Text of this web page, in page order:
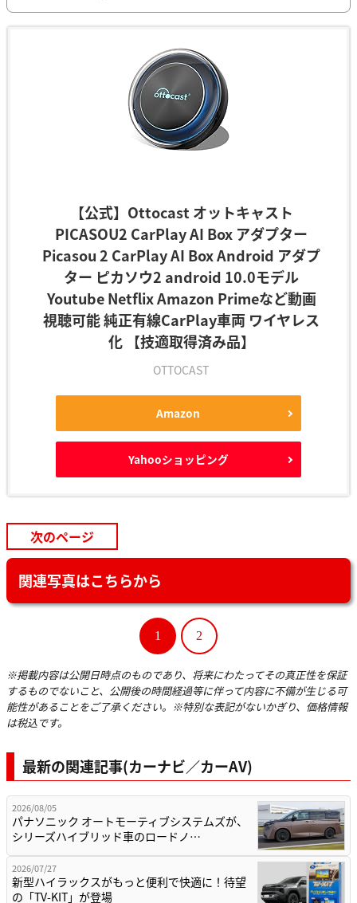
【公式】Ottocast オットキャスト
PICASOU2 CarPlay AI Box アダプター
Picasou 2 CarPlay AI Box Android アダプ
ター ピカソウ2 android 10.0モデル
Youtube Netflix Amazon Primeなど動画
視聴可能 純正有線CarPlay車両 ワイヤレス
化 【技適取得済み品】
OTTOCAST
Amazon
Yahooショッピング
次のページ
関連写真はこちらから
1 2
※掲載内容は公開日時点のものであり、将来にわたってその真正性を保証
するものでないこと、公開後の時間経過等に伴って内容に不備が生じる可
能性があることをご了承ください。※特別な表記がないかぎり、価格情報
は税込です。
最新の関連記事(カーナビ／カーAV)
2026/08/05
パナソニック オートモーティブシステムズが、
シリーズハイブリッド車のロードノ…
2026/07/27
新型ハイラックスがもっと便利で快適に！待望
の「TV-KIT」が登場